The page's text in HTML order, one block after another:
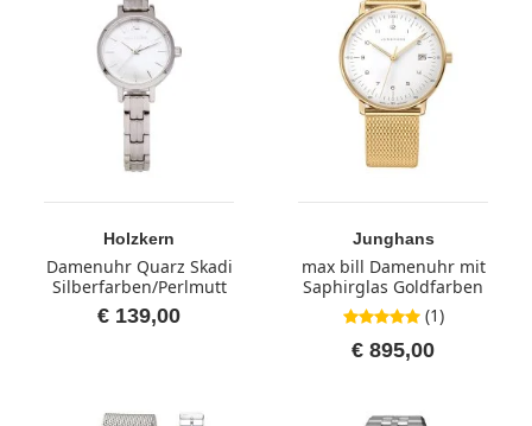
Holzkern
Damenuhr Quarz Skadi
Silberfarben/Perlmutt
€ 139,00
Junghans
max bill Damenuhr mit
Saphirglas Goldfarben
5,0 von 5 Sternen
(1)
€ 895,00